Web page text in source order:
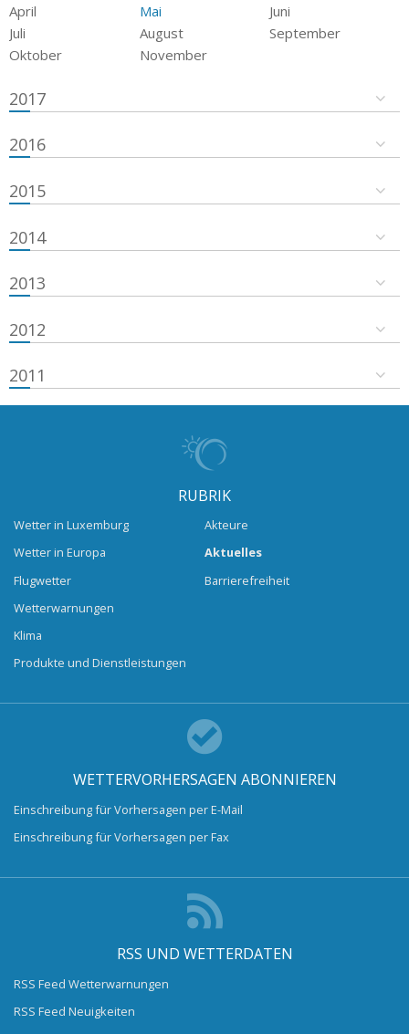
April
Mai
Juni
Juli
August
September
Oktober
November
2017
2016
2015
2014
2013
2012
2011
RUBRIK
Wetter in Luxemburg
Wetter in Europa
Flugwetter
Wetterwarnungen
Klima
Produkte und Dienstleistungen
Akteure
Aktuelles
Barrierefreiheit
WETTERVORHERSAGEN ABONNIEREN
Einschreibung für Vorhersagen per E-Mail
Einschreibung für Vorhersagen per Fax
RSS UND WETTERDATEN
RSS Feed Wetterwarnungen
RSS Feed Neuigkeiten